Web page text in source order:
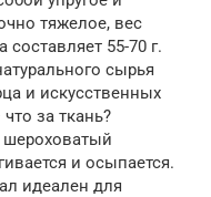
тяжелое, вес
составляет 55-70 г.
сырья
и искусственных
за ткань?
и осыпается.
идеален для